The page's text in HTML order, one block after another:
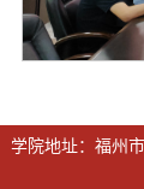
学院地址：福州